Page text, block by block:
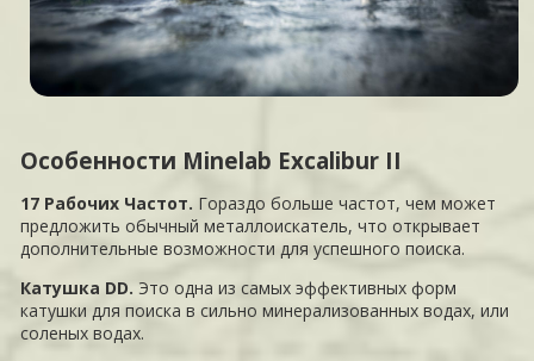
Особенности Minelab Excalibur II
17 Рабочих Частот. Гораздо больше частот, чем может
предложить обычный металлоискатель, что открывает
дополнительные возможности для успешного поиска.
Катушка DD. Это одна из самых эффективных форм
катушки для поиска в сильно минерализованных водах, или
соленых водах.